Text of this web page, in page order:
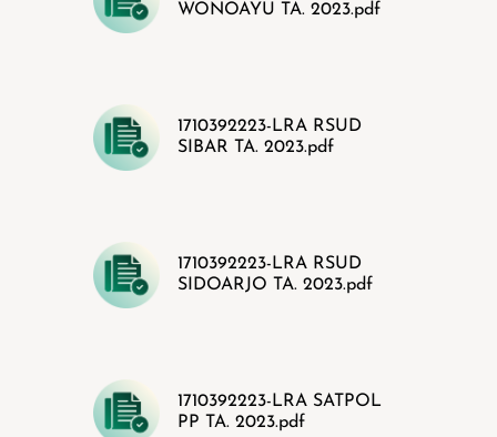
WONOAYU TA. 2023.pdf
1710392223-LRA RSUD
SIBAR TA. 2023.pdf
1710392223-LRA RSUD
SIDOARJO TA. 2023.pdf
1710392223-LRA SATPOL
PP TA. 2023.pdf